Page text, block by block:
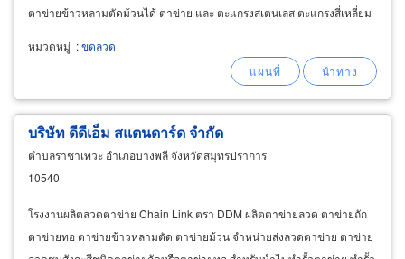
ตาข่ายข้าวหลามตัดม้วนได้ ตาข่าย และ ตะแกรงสเตนเลส ตะแกรงสี่เหลี่ยม
หมวดหมู่ :ขดลวด
บริษัท ดีดีเอ็ม สแตนดาร์ด จำกัด
ตำบลราชาเทวะ อำเภอบางพลี จังหวัดสมุทรปราการ
10540
โรงงานผลิตลวดตาข่าย Chain Link ตรา DDM ผลิตตาข่ายลวด ตาข่ายถัก
ตาข่ายทอ ตาข่ายข้าวหลามตัด ตาข่ายม้วน จำหน่ายส่งลวดตาข่าย ตาข่าย